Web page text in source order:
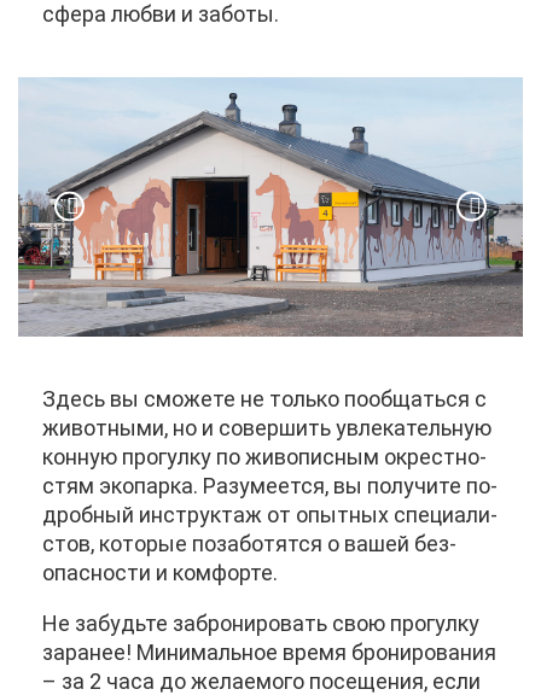
сфе­ра люб­ви и за­бо­ты.
Здесь вы смо­же­те не толь­ко по­об­щать­ся с
жи­вот­ны­ми, но и со­вер­шить увле­ка­тель­ную
кон­ную про­гул­ку по жи­во­пис­ным окрест­но­
стям эко­пар­ка. Ра­зу­ме­ет­ся, вы по­лу­чи­те по­
дроб­ный ин­струк­таж от опыт­ных спе­ци­а­ли­
стов, ко­то­рые по­за­бо­тят­ся о ва­шей без­
опас­но­сти и ком­фор­те.
Не за­будь­те за­бро­ни­ро­вать свою про­гул­ку
за­ра­нее! Ми­ни­маль­ное вре­мя бро­ни­ро­ва­ния
– за 2 ча­са до же­ла­е­мо­го по­се­ще­ния, ес­ли